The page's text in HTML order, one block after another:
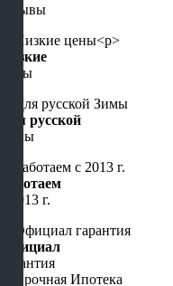
отзывы
Низкие
цены
Для русской
Зимы
Работаем
с 2013 г.
Официал
гарантия